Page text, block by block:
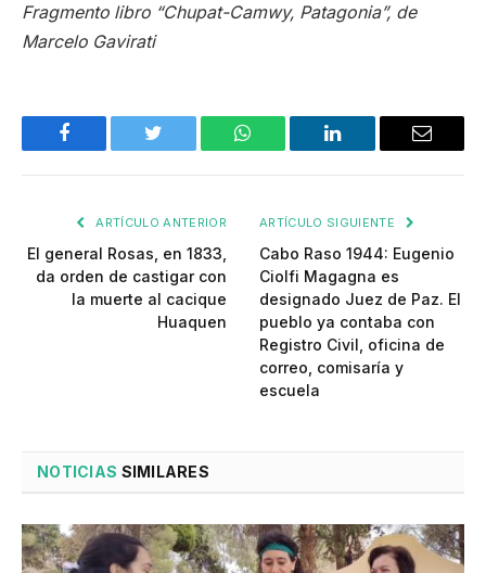
Fragmento libro “Chupat-Camwy, Patagonia”, de
Marcelo Gavirati
Facebook Twitter WhatsApp LinkedIn Email
ARTÍCULO ANTERIOR
El general Rosas, en 1833,
da orden de castigar con
la muerte al cacique
Huaquen
ARTÍCULO SIGUIENTE
Cabo Raso 1944: Eugenio
Ciolfi Magagna es
designado Juez de Paz. El
pueblo ya contaba con
Registro Civil, oficina de
correo, comisaría y
escuela
NOTICIAS SIMILARES